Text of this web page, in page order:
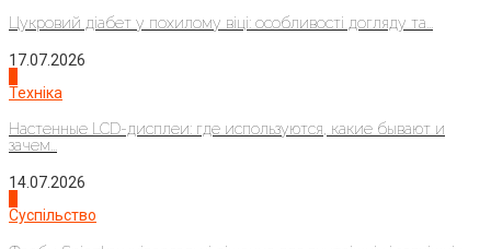
Цукровий діабет у похилому віці: особливості догляду та...
17.07.2026
Техніка
Настенные LCD-дисплеи: где используются, какие бывают и
зачем...
14.07.2026
Суспільство